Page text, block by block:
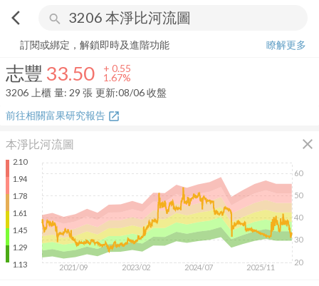
arrow_back_ios search
志豐 33.50+ 1.67%
訂閱或綁定，解鎖即時及進階功能
瞭解更多
志豐 33.50 + 0.55
1.67%
3206 上櫃 量: 29 張 更新:08/06 收盤
前往相關富果研究報告 open_in_new
本淨比河流圖 close
2.10
1.94
1.78
1.61
1.45
1.29
1.13
2021/09 2023/02 2024/07 2025/11
20
30
40
50
60